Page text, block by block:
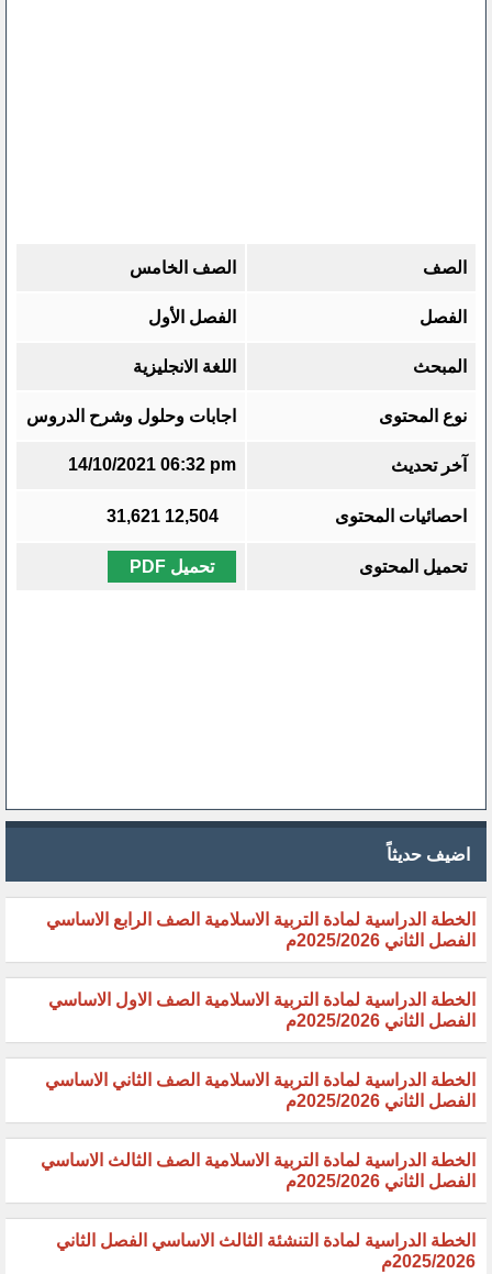
الصف الصف الخامس
الفصل الفصل الأول
المبحث اللغة الانجليزية
نوع المحتوى اجابات وحلول وشرح الدروس
آخر تحديث 14/10/2021 06:32 pm
احصائيات المحتوى 12,504
31,621
تحميل المحتوى تحميل PDF
اضيف حديثاً
الخطة الدراسية لمادة التربية الاسلامية الصف الرابع الاساسي
الفصل الثاني 2025/2026م
الخطة الدراسية لمادة التربية الاسلامية الصف الاول الاساسي
الفصل الثاني 2025/2026م
الخطة الدراسية لمادة التربية الاسلامية الصف الثاني الاساسي
الفصل الثاني 2025/2026م
الخطة الدراسية لمادة التربية الاسلامية الصف الثالث الاساسي
الفصل الثاني 2025/2026م
الخطة الدراسية لمادة التنشئة الثالث الاساسي الفصل الثاني
2025/2026م